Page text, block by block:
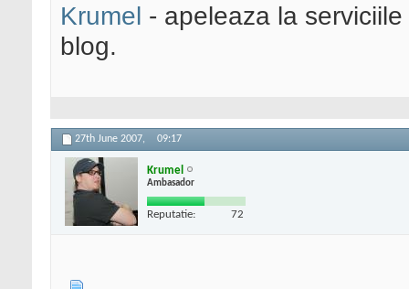
Krumel - apeleaza la
blog.
27th June 2007, 09:17
Krumel
Ambasador
Reputatie: 72